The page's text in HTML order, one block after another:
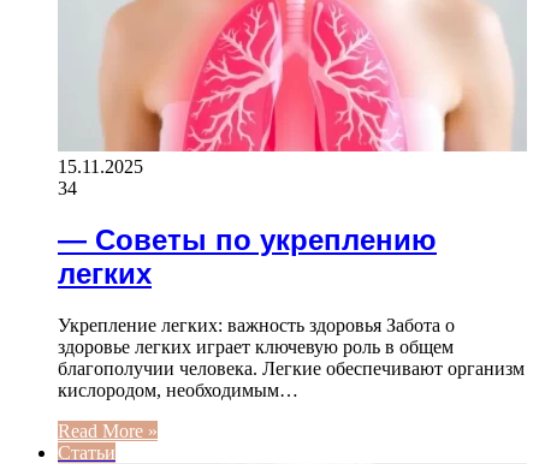
15.11.2025
34
— Советы по укреплению
легких
Укрепление легких: важность здоровья Забота о
здоровье легких играет ключевую роль в общем
благополучии человека. Легкие обеспечивают организм
кислородом, необходимым…
Read More »
Статьи